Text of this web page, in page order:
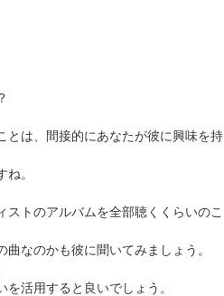
とは、間接的にあなたが彼に興味を持
。
トのアルバムを全部聴くくらいのこ
なのかも彼に聞いてみましょう。
活用すると良いでしょう。